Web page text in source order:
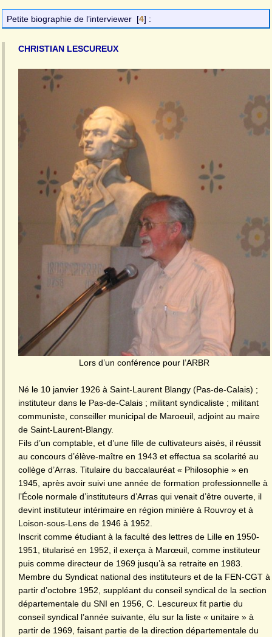
Petite biographie de l’interviewer [4] :
CHRISTIAN LESCUREUX
Lors d’un conférence pour l’ARBR
Né le 10 janvier 1926 à Saint-Laurent Blangy (Pas-de-Calais) ;
instituteur dans le Pas-de-Calais ; militant syndicaliste ; militant
communiste, conseiller municipal de Maroeuil, adjoint au maire
de Saint-Laurent-Blangy.
Fils d’un comptable, et d’une fille de cultivateurs aisés, il réussit
au concours d’élève-maître en 1943 et effectua sa scolarité au
collège d’Arras. Titulaire du baccalauréat « Philosophie » en
1945, après avoir suivi une année de formation professionnelle à
l’École normale d’instituteurs d’Arras qui venait d’être ouverte, il
devint instituteur intérimaire en région minière à Rouvroy et à
Loison-sous-Lens de 1946 à 1952.
Inscrit comme étudiant à la faculté des lettres de Lille en 1950-
1951, titularisé en 1952, il exerça à Marœuil, comme instituteur
puis comme directeur de 1969 jusqu’à sa retraite en 1983.
Membre du Syndicat national des instituteurs et de la FEN-CGT à
partir d’octobre 1952, suppléant du conseil syndical de la section
départementale du SNI en 1956, C. Lescureux fit partie du
conseil syndical l’année suivante, élu sur la liste « unitaire » à
partir de 1969, faisant partie de la direction départementale du